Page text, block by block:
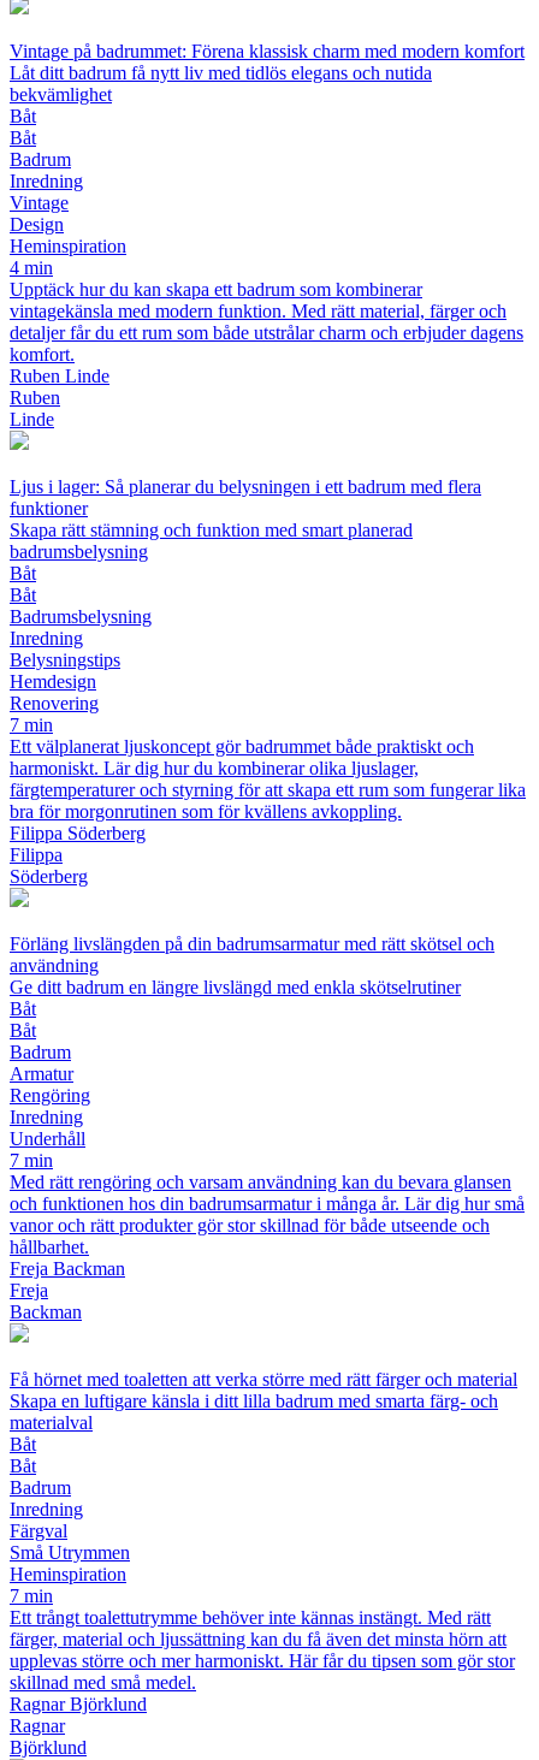
Vintage på badrummet: Förena klassisk charm med modern komfort
Låt ditt badrum få nytt liv med tidlös elegans och nutida
bekvämlighet
Båt
Båt
Badrum
Inredning
Vintage
Design
Heminspiration
4 min
Upptäck hur du kan skapa ett badrum som kombinerar
vintagekänsla med modern funktion. Med rätt material, färger och
detaljer får du ett rum som både utstrålar charm och erbjuder dagens
komfort.
Ruben Linde
Ruben
Linde
Ljus i lager: Så planerar du belysningen i ett badrum med flera
funktioner
Skapa rätt stämning och funktion med smart planerad
badrumsbelysning
Båt
Båt
Badrumsbelysning
Inredning
Belysningstips
Hemdesign
Renovering
7 min
Ett välplanerat ljuskoncept gör badrummet både praktiskt och
harmoniskt. Lär dig hur du kombinerar olika ljuslager,
färgtemperaturer och styrning för att skapa ett rum som fungerar lika
bra för morgonrutinen som för kvällens avkoppling.
Filippa Söderberg
Filippa
Söderberg
Förläng livslängden på din badrumsarmatur med rätt skötsel och
användning
Ge ditt badrum en längre livslängd med enkla skötselrutiner
Båt
Båt
Badrum
Armatur
Rengöring
Inredning
Underhåll
7 min
Med rätt rengöring och varsam användning kan du bevara glansen
och funktionen hos din badrumsarmatur i många år. Lär dig hur små
vanor och rätt produkter gör stor skillnad för både utseende och
hållbarhet.
Freja Backman
Freja
Backman
Få hörnet med toaletten att verka större med rätt färger och material
Skapa en luftigare känsla i ditt lilla badrum med smarta färg- och
materialval
Båt
Båt
Badrum
Inredning
Färgval
Små Utrymmen
Heminspiration
7 min
Ett trångt toalettutrymme behöver inte kännas instängt. Med rätt
färger, material och ljussättning kan du få även det minsta hörn att
upplevas större och mer harmoniskt. Här får du tipsen som gör stor
skillnad med små medel.
Ragnar Björklund
Ragnar
Björklund